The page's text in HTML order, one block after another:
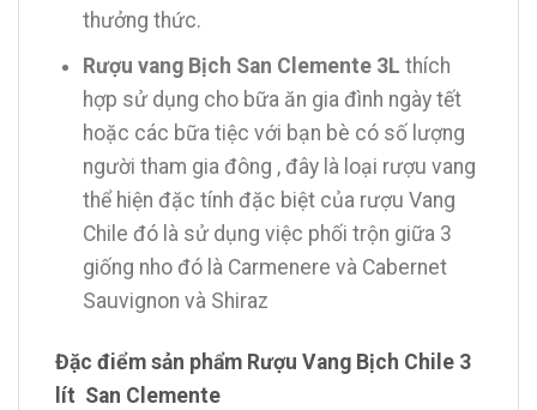
thưởng thức.
Rượu vang Bịch San Clemente 3L thích
hợp sử dụng cho bữa ăn gia đình ngày tết
hoặc các bữa tiệc với bạn bè có số lượng
người tham gia đông , đây là loại rượu vang
thể hiện đặc tính đặc biệt của rượu Vang
Chile đó là sử dụng việc phối trộn giữa 3
giống nho đó là Carmenere và Cabernet
Sauvignon và Shiraz
Đặc điểm sản phẩm Rượu Vang Bịch Chile 3
lít San Clemente